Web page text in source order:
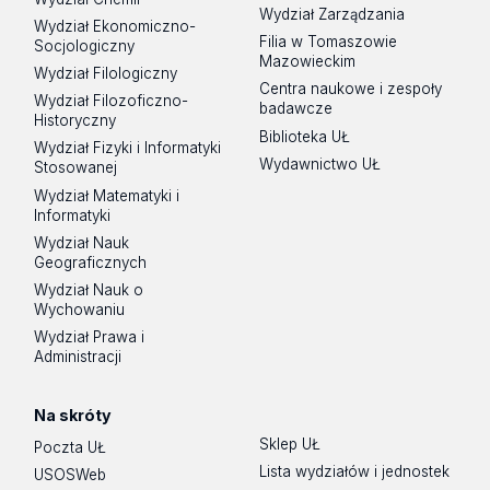
22.09.2026 (wtorek) 15.30-19:30
Wydział Ekonomiczno-
Socjologiczny
Wydział Filologiczny
Wydział Filozoficzno-
Historyczny
Wydział Fizyki i Informatyki
Stosowanej
Wydział Matematyki i
Informatyki
Wydział Nauk
Geograficznych
Wydział Nauk o
Wychowaniu
Wydział Prawa i
Administracji
Wydział Zarządzania
Filia w Tomaszowie
Mazowieckim
Centra naukowe i zespoły
badawcze
Biblioteka UŁ
Wydawnictwo UŁ
Na skróty
Poczta UŁ
USOSWeb
Sklep UŁ
Lista wydziałów i jednostek